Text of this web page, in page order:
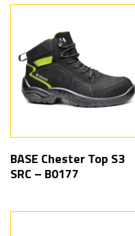
BASE Chester Top S3
SRC – B0177